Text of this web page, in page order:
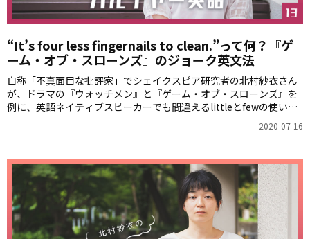
“It’s four less fingernails to clean.”って何？『ゲ
ーム・オブ・スローンズ』のジョーク英文法
自称「不真面目な批評家」でシェイクスピア研究者の北村紗衣さん
が、ドラマの『ウォッチメン』と『ゲーム・オブ・スローンズ』を
例に、英語ネイティブスピーカーでも間違えるlittleとfewの使い分
2020-07-16